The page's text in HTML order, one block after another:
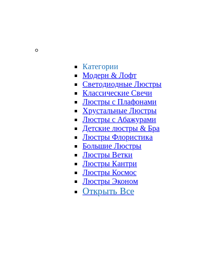
Категории
Модерн & Лофт
Светодиодные Люстры
Классические Свечи
Люстры с Плафонами
Хрустальные Люстры
Люстры с Абажурами
Детские люстры & Бра
Люстры Флористика
Большие Люстры
Люстры Ветки
Люстры Кантри
Люстры Космос
Люстры Эконом
Открыть Все